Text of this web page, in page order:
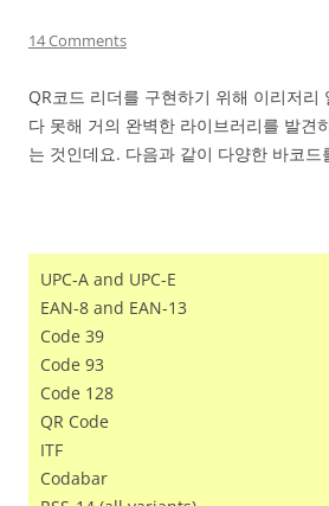
14 Comments
QR코드 리더를 구현하기 위해 이리저리
다 못해 거의 완벽한 라이브러리를 발견
는 것인데요. 다음과 같이 다양한 바코드
UPC-A and UPC-E
EAN-8 and EAN-13
Code 39
Code 93
Code 128
QR Code
ITF
Codabar